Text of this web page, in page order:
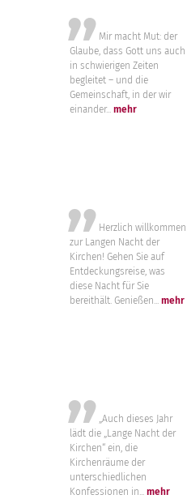
”
Mir macht Mut: der
Glaube, dass Gott uns auch
in schwierigen Zeiten
begleitet – und die
Gemeinschaft, in der wir
einander... mehr
”
Herzlich willkommen
zur Langen Nacht der
Kirchen! Gehen Sie auf
Entdeckungsreise, was
diese Nacht für Sie
bereithält. Genießen... mehr
”
„Auch dieses Jahr
lädt die „Lange Nacht der
Kirchen“ ein, die
Kirchenräume der
unterschiedlichen
Konfessionen in... mehr